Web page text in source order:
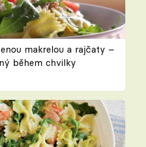
makrelou a rajčaty –
během chvilky